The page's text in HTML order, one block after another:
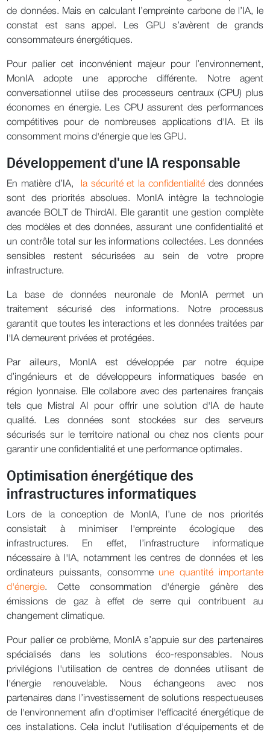
de données. Mais en calculant l’empreinte carbone de l’IA, le
constat est sans appel. Les GPU s’avèrent de grands
consommateurs énergétiques.
Pour pallier cet inconvénient majeur pour l’environnement,
MonIA adopte une approche différente. Notre agent
conversationnel utilise des processeurs centraux (CPU) plus
économes en énergie. Les CPU assurent des performances
compétitives pour de nombreuses applications d'IA. Et ils
consomment moins d'énergie que les GPU.
Développement d'une IA responsable
En matière d’IA, la sécurité et la confidentialité des données
sont des priorités absolues. MonIA intègre la technologie
avancée BOLT de ThirdAI. Elle garantit une gestion complète
des modèles et des données, assurant une confidentialité et
un contrôle total sur les informations collectées. Les données
sensibles restent sécurisées au sein de votre propre
infrastructure.
La base de données neuronale de MonIA permet un
traitement sécurisé des informations. Notre processus
garantit que toutes les interactions et les données traitées par
l'IA demeurent privées et protégées.
Par ailleurs, MonIA est développée par notre équipe
d’ingénieurs et de développeurs informatiques basée en
région lyonnaise. Elle collabore avec des partenaires français
tels que Mistral AI pour offrir une solution d'IA de haute
qualité. Les données sont stockées sur des serveurs
sécurisés sur le territoire national ou chez nos clients pour
garantir une confidentialité et une performance optimales.
Optimisation énergétique des
infrastructures informatiques
Lors de la conception de MonIA, l’une de nos priorités
consistait à minimiser l'empreinte écologique des
infrastructures. En effet, l’infrastructure informatique
nécessaire à l'IA, notamment les centres de données et les
ordinateurs puissants, consomme une quantité importante
d'énergie. Cette consommation d'énergie génère des
émissions de gaz à effet de serre qui contribuent au
changement climatique.
Pour pallier ce problème, MonIA s’appuie sur des partenaires
spécialisés dans les solutions éco-responsables. Nous
privilégions l'utilisation de centres de données utilisant de
l'énergie renouvelable. Nous échangeons avec nos
partenaires dans l’investissement de solutions respectueuses
de l'environnement afin d'optimiser l'efficacité énergétique de
ces installations. Cela inclut l'utilisation d'équipements et de